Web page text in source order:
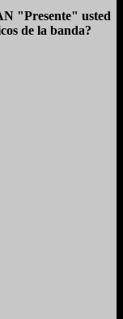
"Presente" usted
de la banda?